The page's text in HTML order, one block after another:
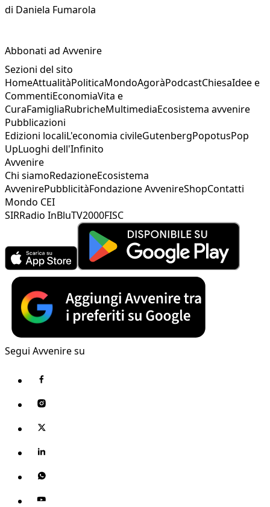
di Daniela Fumarola
Abbonati ad Avvenire
Sezioni del sito
HomeAttualitàPoliticaMondoAgoràPodcastChiesaIdee e
CommentiEconomiaVita e
CuraFamigliaRubricheMultimediaEcosistema avvenire
Pubblicazioni
Edizioni localiL'economia civileGutenbergPopotusPop
UpLuoghi dell'Infinito
Avvenire
Chi siamoRedazioneEcosistema
AvvenirePubblicitàFondazione AvvenireShopContatti
Mondo CEI
SIRRadio InBluTV2000FISC
Segui Avvenire su